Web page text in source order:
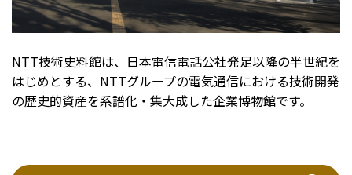
NTT技術史料館は、日本電信電話公社発足以降の半世紀を
はじめとする、NTTグループの電気通信における技術開発
の歴史的資産を系譜化・集大成した企業博物館です。